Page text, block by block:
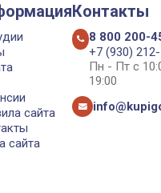
сайта
сайта
Контакты
8 800 200-
+7 (930)
Пн - Пт с
19:00